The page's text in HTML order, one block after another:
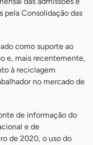
pela Consolidação das
como suporte ao
e, mais recentemente,
à reciclagem
no mercado de
de informação do
e de
de 2020, o uso do